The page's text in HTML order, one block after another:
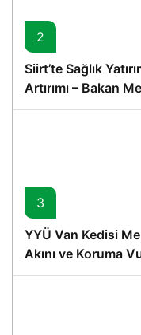
2
Siirt’te Sağlık
Artırımı – Bakan
3
YYÜ Van Kedisi
Akını ve Koruma